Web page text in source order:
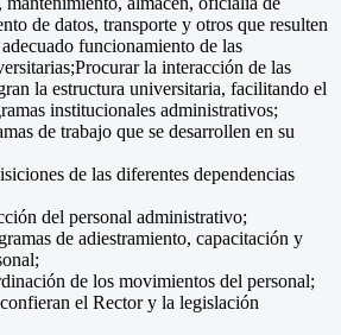
de datos, transporte y otros que resulten
funcionamiento de las
la interacción de las
la estructura universitaria, facilitando el
institucionales administrativos;
de trabajo que se desarrollen en su
de las diferentes dependencias
del personal administrativo;
de adiestramiento, capacitación y
de los movimientos del personal;
el Rector y la legislación